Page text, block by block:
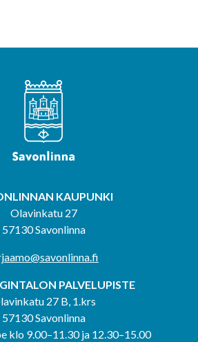
KAUPUNKI
Olavinkatu 27
57130 Savonlinna
PALVELUPISTE
27 B, 1.krs
57130 Savonlinna
klo 9.00–11.30 ja 12.30–15.00